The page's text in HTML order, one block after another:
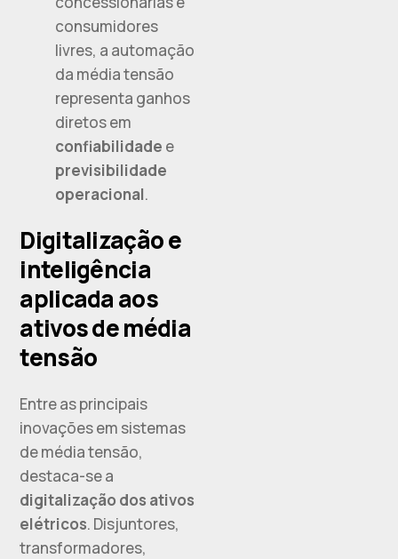
consumidores
livres, a automação
da média tensão
representa ganhos
diretos em
confiabilidade e
previsibilidade
operacional.
Digitalização e
inteligência
aplicada aos
ativos de média
tensão
Entre as principais
inovações em sistemas
de média tensão,
destaca-se a
digitalização dos ativos
elétricos. Disjuntores,
transformadores,